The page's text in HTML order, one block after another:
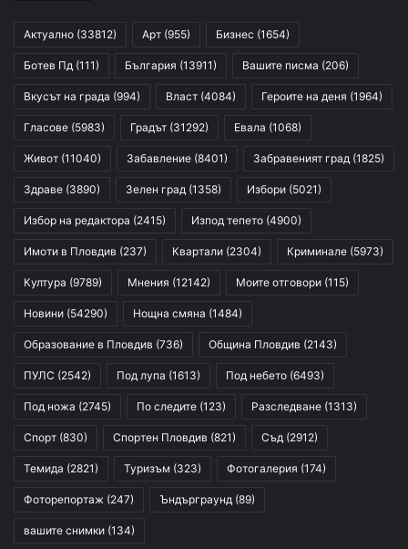
Актуално (33812) Арт (955) Бизнес (1654)
Ботев Пд (111) България (13911) Вашите писма (206)
Вкусът на града (994) Власт (4084) Героите на деня (1964)
Гласове (5983) Градът (31292) Евала (1068)
Живот (11040) Забавление (8401) Забравеният град (1825)
Здраве (3890) Зелен град (1358) Избори (5021)
Избор на редактора (2415) Изпод тепето (4900)
Имоти в Пловдив (237) Квартали (2304) Криминале (5973)
Култура (9789) Мнения (12142) Моите отговори (115)
Новини (54290) Нощна смяна (1484)
Образование в Пловдив (736) Община Пловдив (2143)
ПУЛС (2542) Под лупа (1613) Под небето (6493)
Под ножа (2745) По следите (123) Разследване (1313)
Спорт (830) Спортен Пловдив (821) Съд (2912)
Темида (2821) Туризъм (323) Фотогалерия (174)
Фоторепортаж (247) Ъндърграунд (89)
вашите снимки (134)